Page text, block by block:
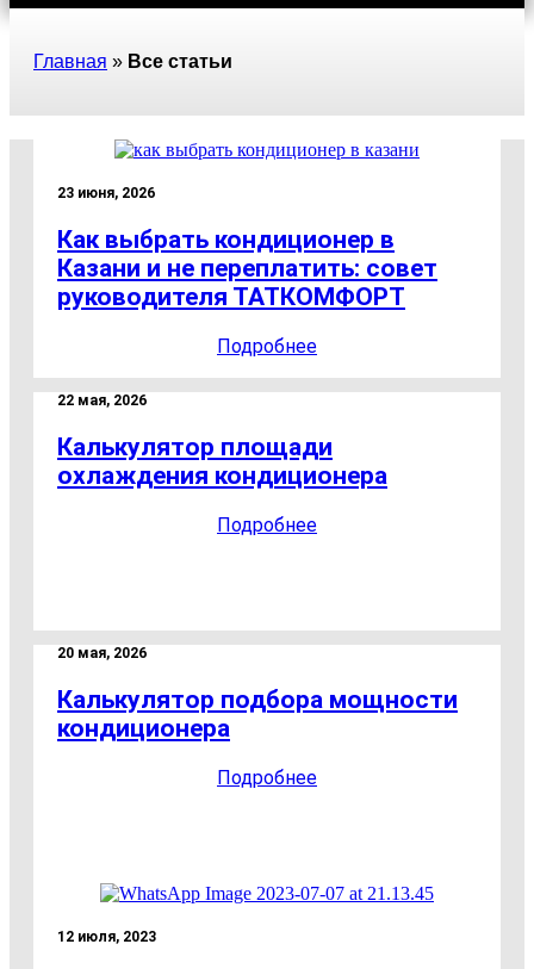
Главная » Все статьи
23 июня, 2026
Как выбрать кондиционер в
Казани и не переплатить: совет
руководителя ТАТКОМФОРТ
Подробнее
22 мая, 2026
Калькулятор площади
охлаждения кондиционера
Подробнее
20 мая, 2026
Калькулятор подбора мощности
кондиционера
Подробнее
12 июля, 2023